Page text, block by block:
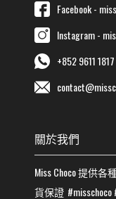
Facebook -
Instagram -
+852 9611 1817
關於我們
Miss Choco提供各
貨保證 #misschoco